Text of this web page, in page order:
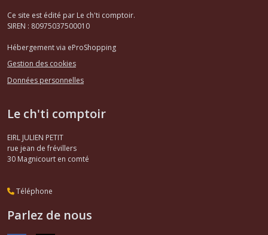
Ce site est édité par Le ch'ti comptoir.
SIREN : 80975037500010
Hébergement via eProShopping
Gestion des cookies
Données personnelles
Le ch'ti comptoir
EIRL JULIEN PETIT
rue jean de frévillers
30 Magnicourt en comté
Téléphone
Parlez de nous